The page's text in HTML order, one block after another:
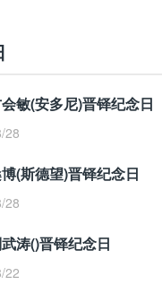
敏(安多尼)晋铎纪念日
28
(斯德望)晋铎纪念日
28
涛()晋铎纪念日
22